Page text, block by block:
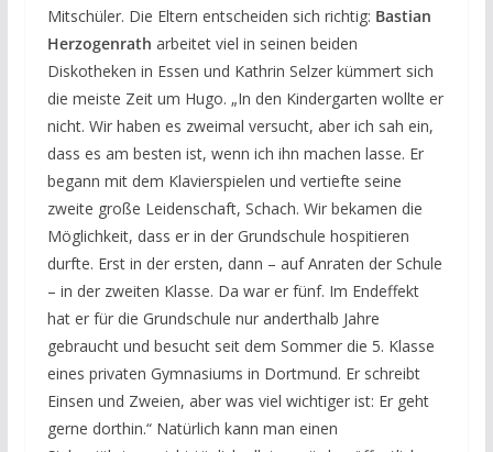
Mitschüler. Die Eltern entscheiden sich richtig: Bastian
Herzogenrath arbeitet viel in seinen beiden
Diskotheken in Essen und Kathrin Selzer kümmert sich
die meiste Zeit um Hugo. „In den Kindergarten wollte er
nicht. Wir haben es zweimal versucht, aber ich sah ein,
dass es am besten ist, wenn ich ihn machen lasse. Er
begann mit dem Klavierspielen und vertiefte seine
zweite große Leidenschaft, Schach. Wir bekamen die
Möglichkeit, dass er in der Grundschule hospitieren
durfte. Erst in der ersten, dann – auf Anraten der Schule
– in der zweiten Klasse. Da war er fünf. Im Endeffekt
hat er für die Grundschule nur anderthalb Jahre
gebraucht und besucht seit dem Sommer die 5. Klasse
eines privaten Gymnasiums in Dortmund. Er schreibt
Einsen und Zweien, aber was viel wichtiger ist: Er geht
gerne dorthin.“ Natürlich kann man einen